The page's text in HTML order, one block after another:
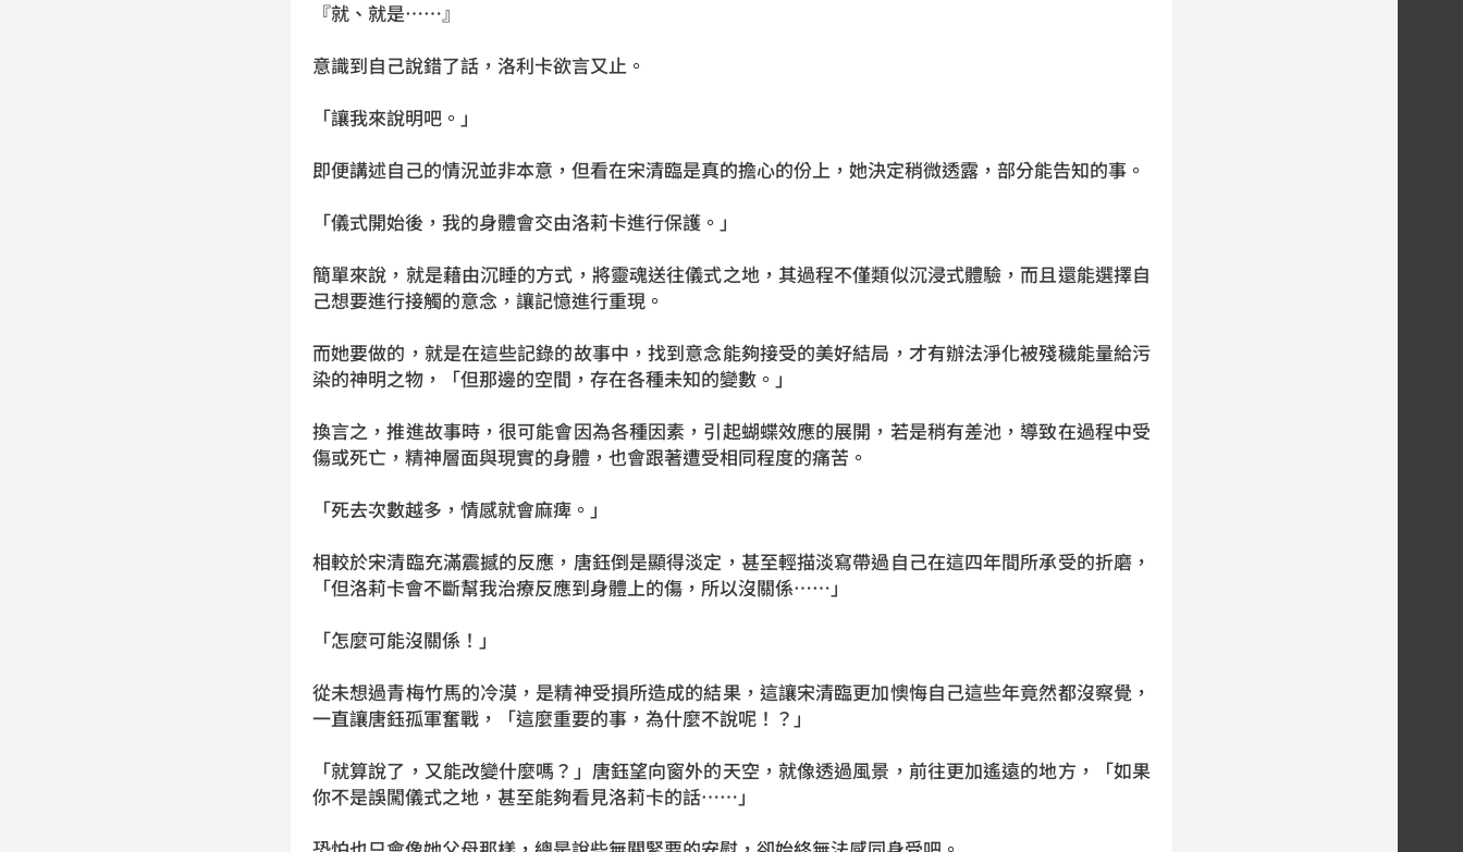
『就、就是……』
意識到自己說錯了話，洛利卡欲言又止。
「讓我來說明吧。」
即便講述自己的情況並非本意，但看在宋清臨是真的擔心的份上，她決定稍微透露，部分能告知的事。
「儀式開始後，我的身體會交由洛莉卡進行保護。」
簡單來說，就是藉由沉睡的方式，將靈魂送往儀式之地，其過程不僅類似沉浸式體驗，而且還能選擇自
己想要進行接觸的意念，讓記憶進行重現。
而她要做的，就是在這些記錄的故事中，找到意念能夠接受的美好結局，才有辦法淨化被殘穢能量給污
染的神明之物，「但那邊的空間，存在各種未知的變數。」
換言之，推進故事時，很可能會因為各種因素，引起蝴蝶效應的展開，若是稍有差池，導致在過程中受
傷或死亡，精神層面與現實的身體，也會跟著遭受相同程度的痛苦。
「死去次數越多，情感就會麻痺。」
相較於宋清臨充滿震撼的反應，唐鈺倒是顯得淡定，甚至輕描淡寫帶過自己在這四年間所承受的折磨，
「但洛莉卡會不斷幫我治療反應到身體上的傷，所以沒關係……」
「怎麼可能沒關係！」
從未想過青梅竹馬的冷漠，是精神受損所造成的結果，這讓宋清臨更加懊悔自己這些年竟然都沒察覺，
一直讓唐鈺孤軍奮戰，「這麼重要的事，為什麼不說呢！？」
「就算說了，又能改變什麼嗎？」唐鈺望向窗外的天空，就像透過風景，前往更加遙遠的地方，「如果
你不是誤闖儀式之地，甚至能夠看見洛莉卡的話……」